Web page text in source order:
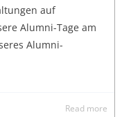
auf
Alumni-Tage am
Alumni-
Read more